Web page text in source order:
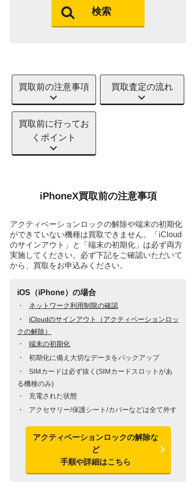
検索
買取前の注意事項 買取査定の流れ
買取前に行ってお
くポイント
iPhoneX買取前の注意事項
アクティベーションロックの解除や端末の初期化
ができていない機種は買取できません。
「iCloud
のサインアウト」と「端末の初期化」は必ず両方
実施してください。 必ず下記をご確認いただいて
から、買取をお申込みください。
iOS（iPhone）の場合
ネットワーク利用制限の確認
iCloudのサインアウト（アクティベーションロッ
クの解除）
端末の初期化
初期化に備え大切なデータをバックアップ
SIMカードは必ず抜く(SIMカードスロットがあ
る機種のみ)
充電された状態
アクセサリー/保護シート/カバーなどは全て外す
アクティベーションロックの解除な
ど
手順や詳細はこちら